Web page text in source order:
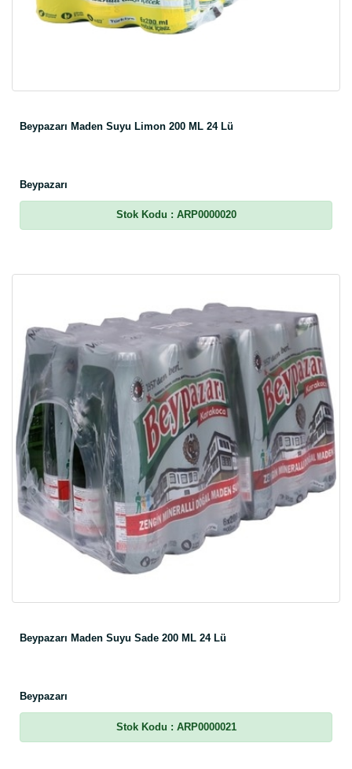
Beypazarı Maden Suyu Limon 200 ML 24 Lü
Beypazarı
Stok Kodu : ARP0000020
Beypazarı Maden Suyu Sade 200 ML 24 Lü
Beypazarı
Stok Kodu : ARP0000021